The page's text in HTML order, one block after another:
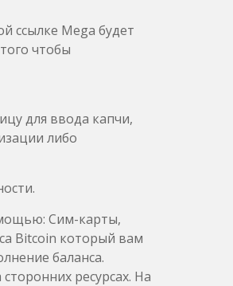
ссылке Mega будет
чтобы
для ввода капчи,
либо
Сим-карты,
Bitcoin который вам
баланса.
ресурсах. На